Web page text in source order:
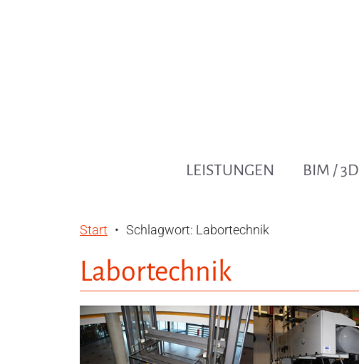
LEISTUNGEN BIM / 3D
Start Schlagwort: Labortechnik
Labortechnik